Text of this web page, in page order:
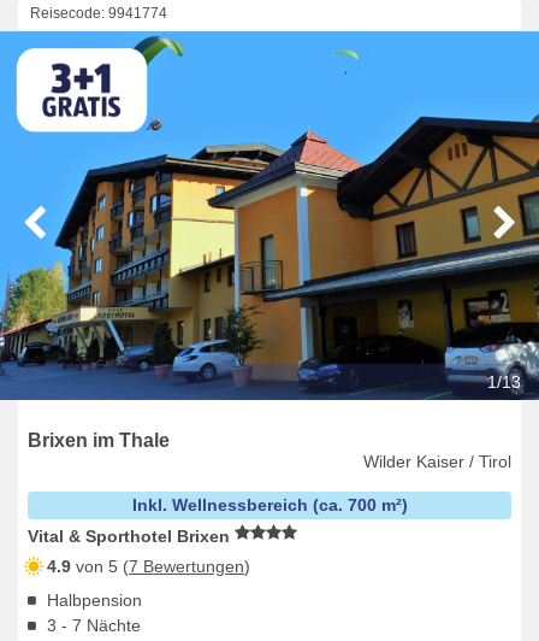
Reisecode: 9941774
1/13
Brixen im Thale
Wilder Kaiser / Tirol
Inkl. Wellnessbereich (ca. 700 m²)
Vital & Sporthotel Brixen
4.9 von 5 (7 Bewertungen)
Halbpension
3 - 7 Nächte